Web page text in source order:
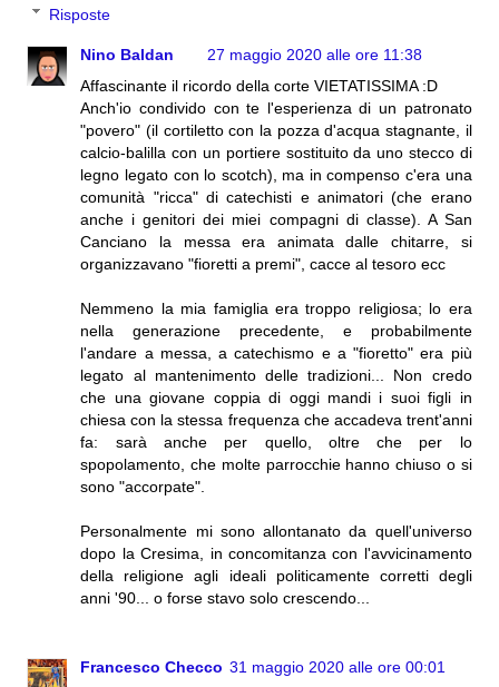
Risposte
Nino Baldan
27 maggio 2020 alle ore 11:38
Affascinante il ricordo della corte VIETATISSIMA :D
Anch'io condivido con te l'esperienza di un patronato
"povero" (il cortiletto con la pozza d'acqua stagnante, il
calcio-balilla con un portiere sostituito da uno stecco di
legno legato con lo scotch), ma in compenso c'era una
comunità "ricca" di catechisti e animatori (che erano
anche i genitori dei miei compagni di classe). A San
Canciano la messa era animata dalle chitarre, si
organizzavano "fioretti a premi", cacce al tesoro ecc
Nemmeno la mia famiglia era troppo religiosa; lo era
nella generazione precedente, e probabilmente
l'andare a messa, a catechismo e a "fioretto" era più
legato al mantenimento delle tradizioni... Non credo
che una giovane coppia di oggi mandi i suoi figli in
chiesa con la stessa frequenza che accadeva trent'anni
fa: sarà anche per quello, oltre che per lo
spopolamento, che molte parrocchie hanno chiuso o si
sono "accorpate".
Personalmente mi sono allontanato da quell'universo
dopo la Cresima, in concomitanza con l'avvicinamento
della religione agli ideali politicamente corretti degli
anni '90... o forse stavo solo crescendo...
Francesco Checco 31 maggio 2020 alle ore 00:01